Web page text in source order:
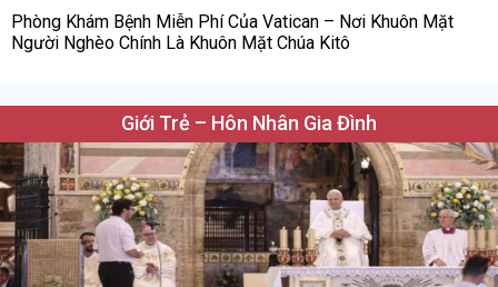
Phòng Khám Bệnh Miễn Phí Của Vatican – Nơi Khuôn Mặt
Người Nghèo Chính Là Khuôn Mặt Chúa Kitô
Giới Trẻ – Hôn Nhân Gia Đình